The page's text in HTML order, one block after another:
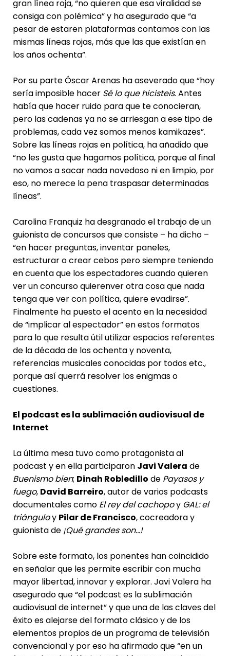
gran línea roja, “no quieren que esa viralidad se
consiga con polémica” y ha asegurado que “a
pesar de estaren plataformas contamos con las
mismas líneas rojas, más que las que existían en
los años ochenta”.
Por su parte Óscar Arenas ha aseverado que “hoy
sería imposible hacer Sé lo que hicisteis. Antes
había que hacer ruido para que te conocieran,
pero las cadenas ya no se arriesgan a ese tipo de
problemas, cada vez somos menos kamikazes”.
Sobre las líneas rojas en política, ha añadido que
“no les gusta que hagamos política, porque al final
no vamos a sacar nada novedoso ni en limpio, por
eso, no merece la pena traspasar determinadas
líneas”.
Carolina Franquiz ha desgranado el trabajo de un
guionista de concursos que consiste – ha dicho –
“en hacer preguntas, inventar paneles,
estructurar o crear cebos pero siempre teniendo
en cuenta que los espectadores cuando quieren
ver un concurso quierenver otra cosa que nada
tenga que ver con política, quiere evadirse”.
Finalmente ha puesto el acento en la necesidad
de “implicar al espectador” en estos formatos
para lo que resulta útil utilizar espacios referentes
de la década de los ochenta y noventa,
referencias musicales conocidas por todos etc.,
porque así querrá resolver los enigmas o
cuestiones.
El podcast es la sublimación audiovisual de
Internet
La última mesa tuvo como protagonista al
podcast y en ella participaron Javi Valera de
Buenismo bien; Dinah Robledillo de Payasos y
fuego, David Barreiro, autor de varios podcasts
documentales como El rey del cachopoy GAL: el
triánguloy Pilar de Francisco, cocreadora y
guionista de ¡Qué grandes son…!
Sobre este formato, los ponentes han coincidido
en señalar que les permite escribir con mucha
mayor libertad, innovar y explorar. Javi Valera ha
asegurado que “el podcast es la sublimación
audiovisual de internet” y que una de las claves del
éxito es alejarse del formato clásico y de los
elementos propios de un programa de televisión
convencional y por eso ha afirmado que “en un